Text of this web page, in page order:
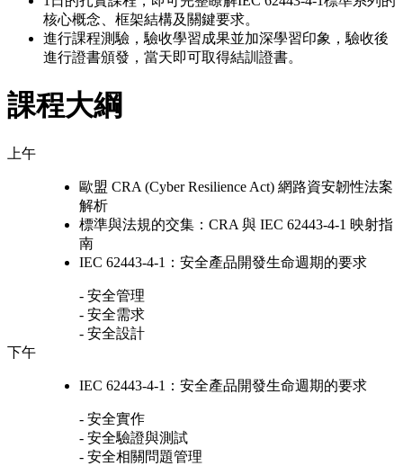
核心概念、框架結構及關鍵要求。
進行課程測驗，驗收學習成果並加深學習印象，驗收後
進行證書頒發，當天即可取得結訓證書。
課程大綱
上午
歐盟 CRA (Cyber Resilience Act) 網路資安韌性法案
解析
標準與法規的交集：CRA 與 IEC 62443-4-1 映射指
南
IEC 62443-4-1：安全產品開發生命週期的要求
- 安全管理
- 安全需求
- 安全設計
下午
IEC 62443-4-1：安全產品開發生命週期的要求
- 安全實作
- 安全驗證與測試
- 安全相關問題管理